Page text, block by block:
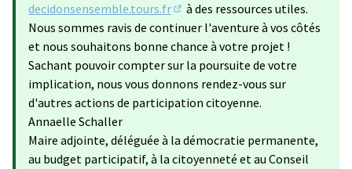
decidonsensemble.tours.fr
(S'ouvre dans un nouvel onglet)
à des ressources utiles.
Nous sommes ravis de continuer l'aventure à vos côtés
et nous souhaitons bonne chance à votre projet !
Sachant pouvoir compter sur la poursuite de votre
implication, nous vous donnons rendez-vous sur
d'autres actions de participation citoyenne.
Annaelle Schaller
Maire adjointe, déléguée à la démocratie permanente,
au budget participatif, à la citoyenneté et au Conseil